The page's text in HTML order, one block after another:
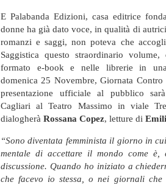
E Palabanda Edizioni, casa editrice
donne ha già dato voce, in qualità di
romanzi e saggi, non poteva che
Saggistica questo straordinario
formato e-book e nelle librerie in
domenica 25 Novembre, Giornata
presentazione ufficiale al pubblico sarà
Cagliari al Teatro Massimo in viale
dialogherà Rossana Copez, letture di
“Sono diventata femminista il giorno in
mentale di accettare il mondo come
discussione. Quando ho iniziato a
che facevo io stessa, o nei giornali che